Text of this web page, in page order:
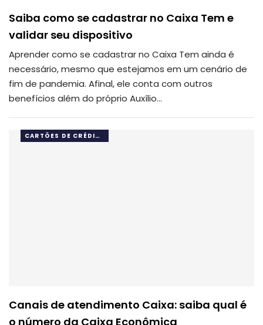
Saiba como se cadastrar no Caixa Tem e
validar seu dispositivo
Aprender como se cadastrar no Caixa Tem ainda é
necessário, mesmo que estejamos em um cenário de
fim de pandemia. Afinal, ele conta com outros
benefícios além do próprio Auxílio…
CARTÕES DE CRÉDITO
Canais de atendimento Caixa: saiba qual é
o número da Caixa Econômica